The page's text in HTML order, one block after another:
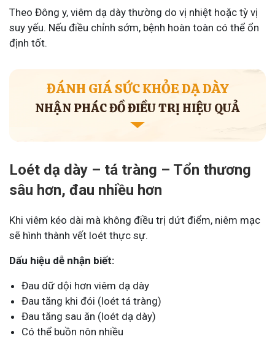
Theo Đông y, viêm dạ dày thường do vị nhiệt hoặc tỳ vị
suy yếu. Nếu điều chỉnh sớm, bệnh hoàn toàn có thể ổn
định tốt.
ĐÁNH GIÁ SỨC KHỎE DẠ DÀY
NHẬN PHÁC ĐỒ ĐIỀU TRỊ HIỆU QUẢ
Loét dạ dày – tá tràng – Tổn thương
sâu hơn, đau nhiều hơn
Khi viêm kéo dài mà không điều trị dứt điểm, niêm mạc
sẽ hình thành vết loét thực sự.
Dấu hiệu dễ nhận biết:
Đau dữ dội hơn viêm dạ dày
Đau tăng khi đói (loét tá tràng)
Đau tăng sau ăn (loét dạ dày)
Có thể buồn nôn nhiều